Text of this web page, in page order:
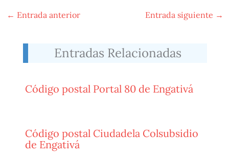
← Entrada anterior Entrada siguiente →
Entradas Relacionadas
Código postal Portal 80 de Engativá
Código postal Ciudadela Colsubsidio
de Engativá